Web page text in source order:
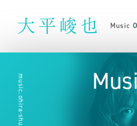
大平峻也 Music